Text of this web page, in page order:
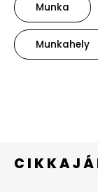
Munka
Munkahely